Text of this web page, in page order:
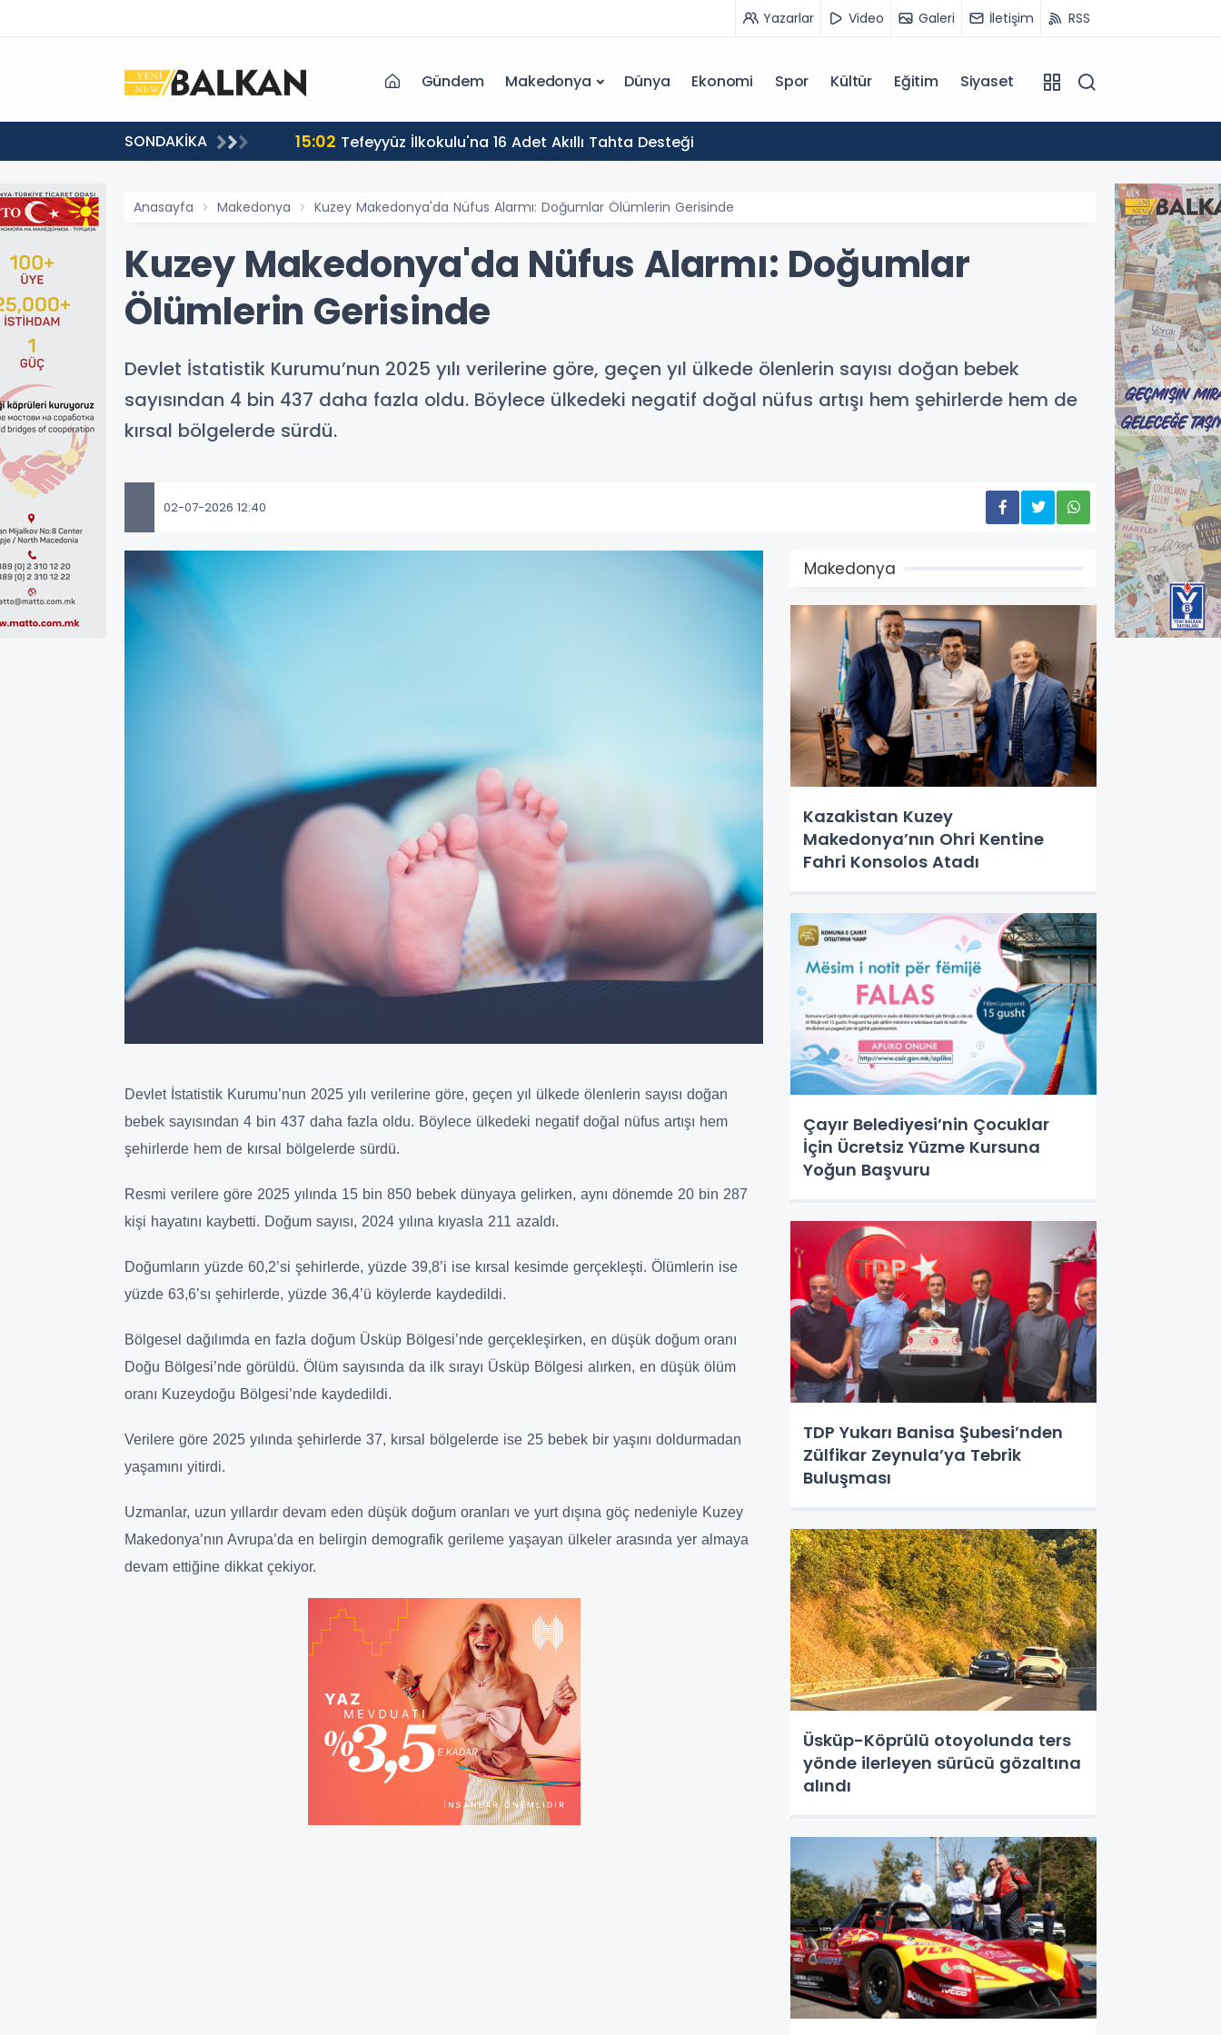
Yazarlar Video Galeri İletişim RSS
Gündem Makedonya Dünya Ekonomi Spor Kültür Eğitim Siyaset
SONDAKİKA 15:02 Tefeyyüz İlkokulu'na 16 Adet Akıllı Tahta Desteği
Anasayfa Makedonya Kuzey Makedonya'da Nüfus Alarmı: Doğumlar Ölümlerin Gerisinde
Kuzey Makedonya'da Nüfus Alarmı: Doğumlar
Ölümlerin Gerisinde
Devlet İstatistik Kurumu’nun 2025 yılı verilerine göre, geçen yıl ülkede ölenlerin sayısı doğan bebek
sayısından 4 bin 437 daha fazla oldu. Böylece ülkedeki negatif doğal nüfus artışı hem şehirlerde hem de
kırsal bölgelerde sürdü.
02-07-2026 12:40
Devlet İstatistik Kurumu’nun 2025 yılı verilerine göre, geçen yıl ülkede ölenlerin sayısı doğan
bebek sayısından 4 bin 437 daha fazla oldu. Böylece ülkedeki negatif doğal nüfus artışı hem
şehirlerde hem de kırsal bölgelerde sürdü.
Resmi verilere göre 2025 yılında 15 bin 850 bebek dünyaya gelirken, aynı dönemde 20 bin 287
kişi hayatını kaybetti. Doğum sayısı, 2024 yılına kıyasla 211 azaldı.
Doğumların yüzde 60,2’si şehirlerde, yüzde 39,8’i ise kırsal kesimde gerçekleşti. Ölümlerin ise
yüzde 63,6’sı şehirlerde, yüzde 36,4’ü köylerde kaydedildi.
Bölgesel dağılımda en fazla doğum Üsküp Bölgesi’nde gerçekleşirken, en düşük doğum oranı
Doğu Bölgesi’nde görüldü. Ölüm sayısında da ilk sırayı Üsküp Bölgesi alırken, en düşük ölüm
oranı Kuzeydoğu Bölgesi’nde kaydedildi.
Verilere göre 2025 yılında şehirlerde 37, kırsal bölgelerde ise 25 bebek bir yaşını doldurmadan
yaşamını yitirdi.
Uzmanlar, uzun yıllardır devam eden düşük doğum oranları ve yurt dışına göç nedeniyle Kuzey
Makedonya’nın Avrupa’da en belirgin demografik gerileme yaşayan ülkeler arasında yer almaya
devam ettiğine dikkat çekiyor.
Makedonya
Kazakistan Kuzey
Makedonya’nın Ohri Kentine
Fahri Konsolos Atadı
Çayır Belediyesi’nin Çocuklar
İçin Ücretsiz Yüzme Kursuna
Yoğun Başvuru
TDP Yukarı Banisa Şubesi’nden
Zülfikar Zeynula’ya Tebrik
Buluşması
Üsküp-Köprülü otoyolunda ters
yönde ilerleyen sürücü gözaltına
alındı